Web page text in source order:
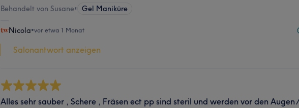
Behandelt von Susane• Gel Maniküre
Nicola•vor etwa 1 Monat
Salonantwort anzeigen
Alles sehr sauber , Schere , Fräsen ect pp sind steril und werden vor den Augen /